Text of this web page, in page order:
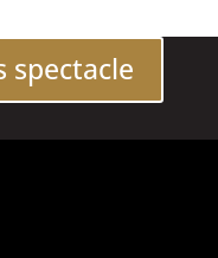
spectacle